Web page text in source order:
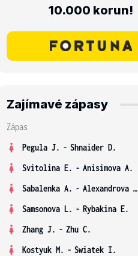
10.000 korun!
Zajímavé zápasy
Zápas
Pegula J. - Shnaider D.
Svitolina E. - Anisimova A.
Sabalenka A. - Alexandrova E.
Samsonova L. - Rybakina E.
Zhang J. - Zhu C.
Kostyuk M. - Swiatek I.